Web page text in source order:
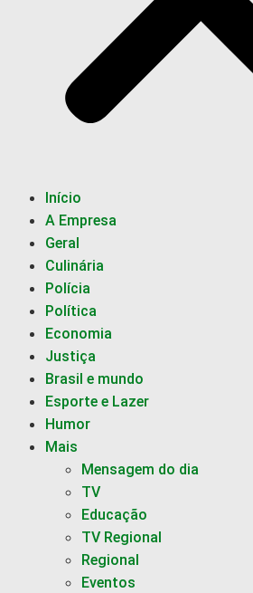
Início
A Empresa
Geral
Culinária
Polícia
Política
Economia
Justiça
Brasil e mundo
Esporte e Lazer
Humor
Mais
Mensagem do dia
TV
Educação
TV Regional
Regional
Eventos